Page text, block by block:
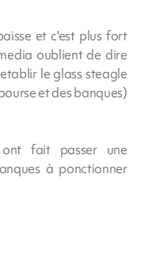
et c'est plus fort
oublient de dire
le glass steagle
et des banques)
fait passer une
à ponctionner